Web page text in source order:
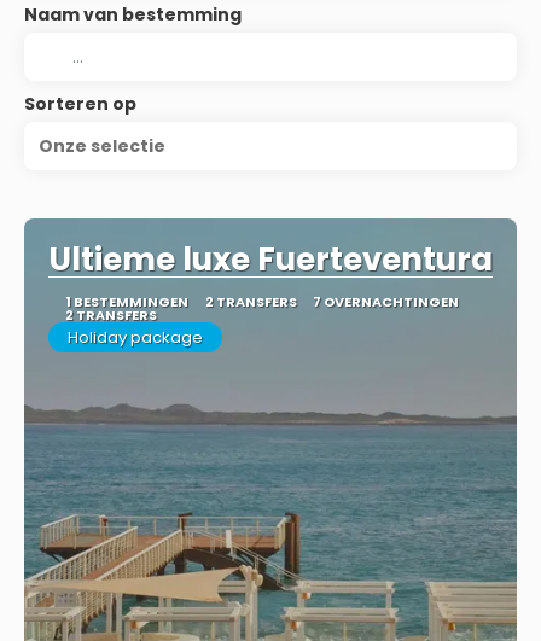
Naam van bestemming
Sorteren op
Onze selectie
Ultieme luxe Fuerteventura
1 BESTEMMINGEN 2 TRANSFERS 7 OVERNACHTINGEN
2 TRANSFERS
Holiday package